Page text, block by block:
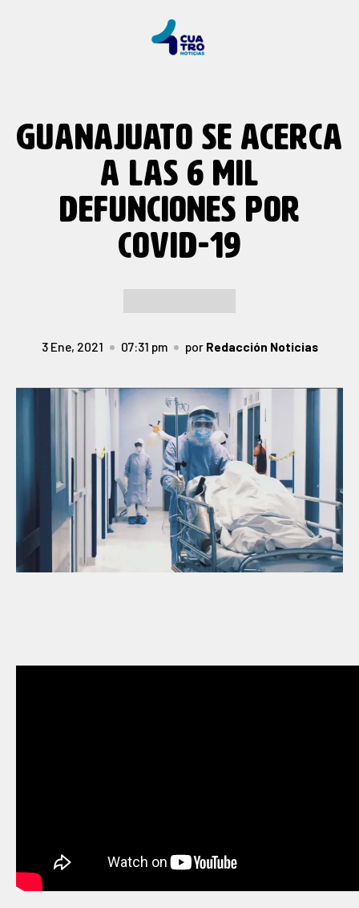
GUANAJUATO SE ACERCA
A LAS 6 MIL
DEFUNCIONES POR
COVID-19
3 Ene, 2021 07:31 pm por Redacción Noticias